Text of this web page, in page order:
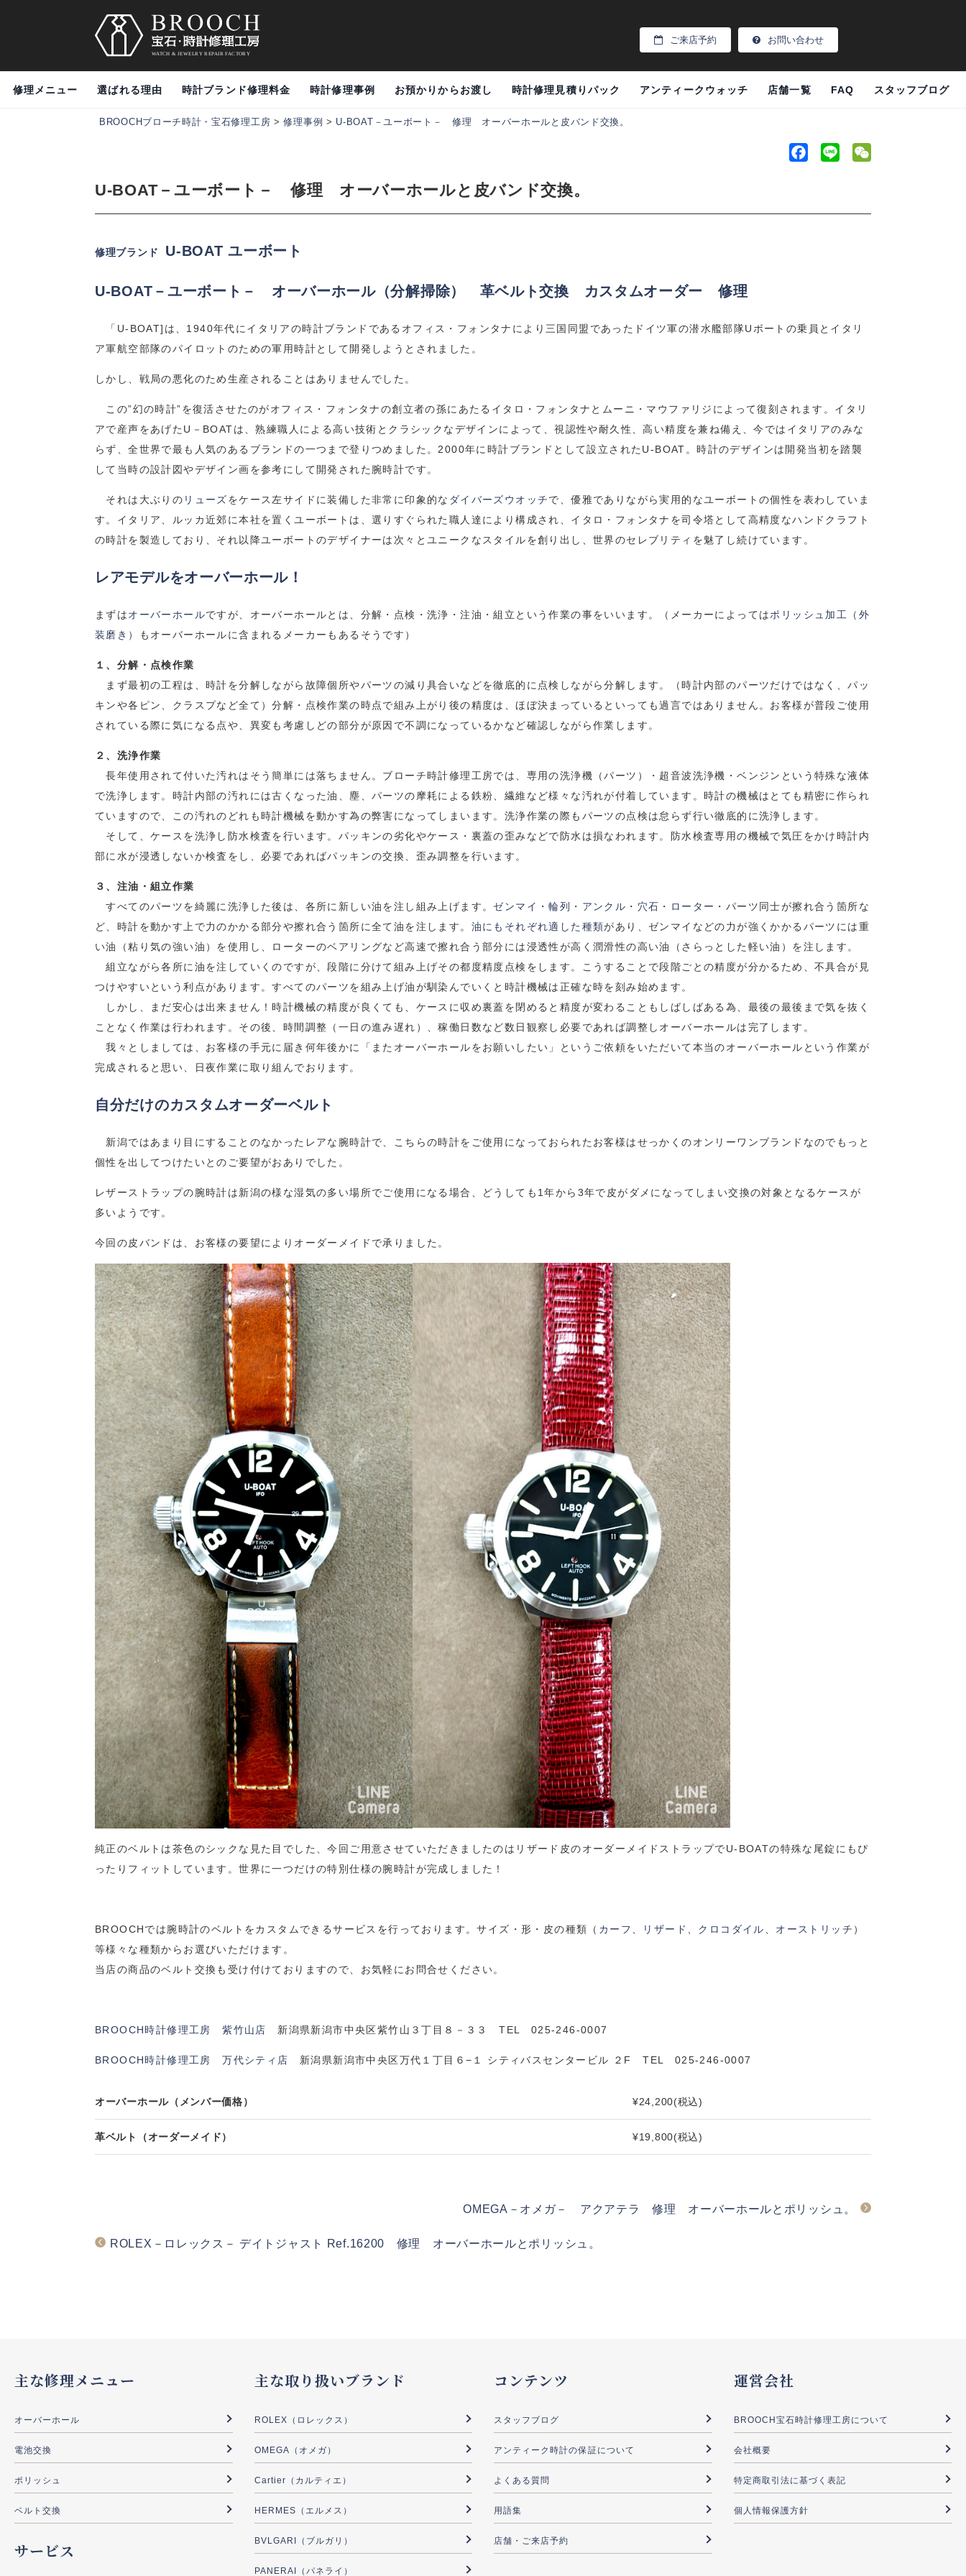
ご来店予約 お問い合わせ
修理メニュー 選ばれる理由 時計ブランド修理料金 時計修理事例 お預かりからお渡し 時計修理見積りパック アンティークウォッチ 店舗一覧 FAQ スタッフブログ
BROOCHブローチ時計・宝石修理工房 >修理事例 > U-BOAT－ユーボート－ 修理 オーバーホールと皮バンド交換。
U-BOAT－ユーボート－ 修理 オーバーホールと皮バンド交換。
修理ブランド U-BOAT ユーボート
U-BOAT－ユーボート－ オーバーホール（分解掃除） 革ベルト交換 カスタムオーダー 修理
「U-BOAT]は、1940年代にイタリアの時計ブランドであるオフィス・フォンタナにより三国同盟であったドイツ軍の潜水艦部隊Uボートの乗員とイタリ
ア軍航空部隊のパイロットのための軍用時計として開発しようとされました。
しかし、戦局の悪化のため生産されることはありませんでした。
この”幻の時計”を復活させたのがオフィス・フォンタナの創立者の孫にあたるイタロ・フォンタナとムーニ・マウファリジによって復刻されます。イタリ
アで産声をあげたU－BOATは、熟練職人による高い技術とクラシックなデザインによって、視認性や耐久性、高い精度を兼ね備え、今ではイタリアのみな
らず、全世界で最も人気のあるブランドの一つまで登りつめました。2000年に時計ブランドとして設立されたU-BOAT。時計のデザインは開発当初を踏襲
して当時の設計図やデザイン画を参考にして開発された腕時計です。
それは大ぶりの リューズをケース左サイドに装備した非常に印象的な ダイバーズウオッチで、優雅でありながら実用的なユーボートの個性を表わしていま
す。イタリア、ルッカ近郊に本社を置くユーボートは、選りすぐられた職人達により構成され、イタロ・フォンタナを司令塔として高精度なハンドクラフト
の時計を製造しており、それ以降ユーボートのデザイナーは次々とユニークなスタイルを創り出し、世界のセレブリティを魅了し続けています。
レアモデルをオーバーホール！
まずはオーバーホールですが、オーバーホールとは、分解・点検・洗浄・注油・組立という作業の事をいいます。（メーカーによってはポリッシュ加工（外
装磨き）
もオーバーホールに含まれるメーカーもあるそうです）
１、分解・点検作業
まず最初の工程は、時計を分解しながら故障個所やパーツの減り具合いなどを徹底的に点検しながら分解します。（時計内部のパーツだけではなく、パッ
キンや各ピン、クラスプなど全て）分解・点検作業の時点で組み上がり後の精度は、ほぼ決まっているといっても過言ではありません。お客様が普段ご使用
されている際に気になる点や、異変も考慮しどの部分が原因で不調になっているかなど確認しながら作業します。
２、洗浄作業
長年使用されて付いた汚れはそう簡単には落ちません。ブローチ時計修理工房では、専用の洗浄機（パーツ）・超音波洗浄機・ベンジンという特殊な液体
で洗浄します。時計内部の汚れには古くなった油、塵、パーツの摩耗による鉄粉、繊維など様々な汚れが付着しています。時計の機械はとても精密に作られ
ていますので、この汚れのどれも時計機械を動かす為の弊害になってしまいます。洗浄作業の際もパーツの点検は怠らず行い徹底的に洗浄します。
そして、ケースを洗浄し防水検査を行います。パッキンの劣化やケース・裏蓋の歪みなどで防水は損なわれます。防水検査専用の機械で気圧をかけ時計内
部に水が浸透しないか検査をし、必要であればパッキンの交換、歪み調整を行います。
３、注油・組立作業
すべてのパーツを綺麗に洗浄した後は、各所に新しい油を注し組み上げます。 ゼンマイ ・輪列 ・ アンクル ・ 穴石 ・ ローター ・パーツ同士が擦れ合う箇所な
ど、時計を動かす上で力のかかる部分や擦れ合う箇所に全て油を注します。 油にもそれぞれ適した種類があり、ゼンマイなどの力が強くかかるパーツには重
い油（粘り気の強い油）を使用し、ローターのベアリングなど高速で擦れ合う部分には浸透性が高く潤滑性の高い油（さらっとした軽い油）を注します。
組立ながら各所に油を注していくのですが、段階に分けて組み上げその都度精度点検をします。こうすることで段階ごとの精度が分かるため、不具合が見
つけやすいという利点があります。すべてのパーツを組み上げ油が馴染んでいくと時計機械は正確な時を刻み始めます。
しかし、まだ安心は出来ません！時計機械の精度が良くても、ケースに収め裏蓋を閉めると精度が変わることもしばしばある為、最後の最後まで気を抜く
ことなく作業は行われます。その後、時間調整（一日の進み遅れ）、稼働日数など数日観察し必要であれば調整しオーバーホールは完了します。
我々としましては、お客様の手元に届き何年後かに「またオーバーホールをお願いしたい」というご依頼をいただいて本当のオーバーホールという作業が
完成されると思い、日夜作業に取り組んでおります。
自分だけのカスタムオーダーベルト
新潟ではあまり目にすることのなかったレアな腕時計で、こちらの時計をご使用になっておられたお客様はせっかくのオンリーワンブランドなのでもっと
個性を出してつけたいとのご要望がおありでした。
レザーストラップの腕時計は新潟の様な湿気の多い場所でご使用になる場合、どうしても1年から3年で皮がダメになってしまい交換の対象となるケースが
多いようです。
今回の皮バンドは、お客様の要望によりオーダーメイドで承りました。
純正のベルトは茶色のシックな見た目でした、今回ご用意させていただきましたのはリザード皮のオーダーメイドストラップでU-BOATの特殊な尾錠にもぴ
ったりフィットしています。世界に一つだけの特別仕様の腕時計が完成しました！
BROOCHでは腕時計のベルトをカスタムできるサービスを行っております。サイズ・形・皮の種類（ カーフ リザード クロコダイル オーストリッチ ）
等様々な種類からお選びいただけます。
当店の商品のベルト交換も受け付けておりますので、お気軽にお問合せください。
BROOCH時計修理工房 紫竹山店 新潟県新潟市中央区紫竹山３丁目８－３３ TEL 025-246-0007
BROOCH時計修理工房 万代シティ店 新潟県新潟市中央区万代１丁目６−１ シティバスセンタービル ２F TEL 025-246-0007
オーバーホール（メンバー価格） ¥24,200(税込)
革ベルト（オーダーメイド） ¥19,800(税込)
OMEGA－オメガ－ アクアテラ 修理 オーバーホールとポリッシュ。
ROLEX－ロレックス－ デイトジャスト Ref.16200 修理 オーバーホールとポリッシュ。
主な修理メニュー
オーバーホール
電池交換
ポリッシュ
ベルト交換
サービス
主な取り扱いブランド
ROLEX（ロレックス）
OMEGA（オメガ）
Cartier（カルティエ）
HERMES（エルメス）
BVLGARI（ブルガリ）
PANERAI（パネライ）
コンテンツ
スタッフブログ
アンティーク時計の保証について
よくある質問
用語集
店舗・ご来店予約
運営会社
BROOCH宝石時計修理工房について
会社概要
特定商取引法に基づく表記
個人情報保護方針